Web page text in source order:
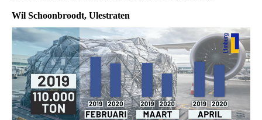
Wil Schoonbroodt, Ulestraten